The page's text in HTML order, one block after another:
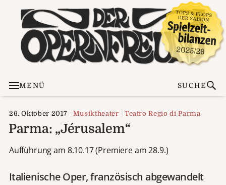
MENÜ SUCHE
26. Oktober 2017 Musiktheater Teatro Regio di Parma
Parma: „Jérusalem“
Aufführung am 8.10.17 (Premiere am 28.9.)
Italienische Oper, französisch abgewandelt